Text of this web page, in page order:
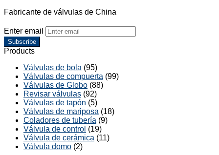
Fabricante de válvulas de China
Enter email
Subscribe
Products
Válvulas de bola (95)
Válvulas de compuerta (99)
Válvulas de Globo (88)
Revisar válvulas (92)
Válvulas de tapón (5)
Válvulas de mariposa (18)
Coladores de tubería (9)
Válvula de control (19)
Válvula de cerámica (11)
Válvula domo (2)